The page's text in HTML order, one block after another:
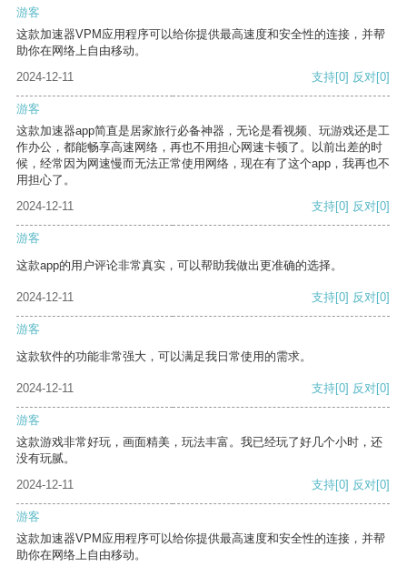
游客
这款加速器VPM应用程序可以给你提供最高速度和安全性的连接，并帮
助你在网络上自由移动。
2024-12-11
支持[0] 反对[0]
游客
这款加速器app简直是居家旅行必备神器，无论是看视频、玩游戏还是工
作办公，都能畅享高速网络，再也不用担心网速卡顿了。以前出差的时
候，经常因为网速慢而无法正常使用网络，现在有了这个app，我再也不
用担心了。
2024-12-11
支持[0] 反对[0]
游客
这款app的用户评论非常真实，可以帮助我做出更准确的选择。
2024-12-11 支持[0] 反对[0]
游客
这款软件的功能非常强大，可以满足我日常使用的需求。
2024-12-11 支持[0] 反对[0]
游客
这款游戏非常好玩，画面精美，玩法丰富。我已经玩了好几个小时，还
没有玩腻。
2024-12-11
支持[0] 反对[0]
游客
这款加速器VPM应用程序可以给你提供最高速度和安全性的连接，并帮
助你在网络上自由移动。